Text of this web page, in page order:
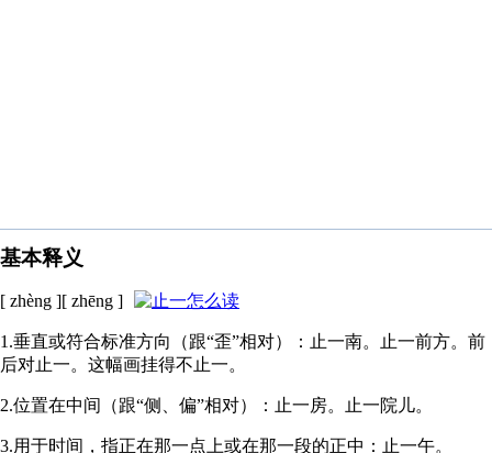
基本释义
[ zhèng ][ zhēng ]
1.垂直或符合标准方向（跟“歪”相对）：止一南。止一前方。前
后对止一。这幅画挂得不止一。
2.位置在中间（跟“侧、偏”相对）：止一房。止一院儿。
3.用于时间，指正在那一点上或在那一段的正中：止一午。